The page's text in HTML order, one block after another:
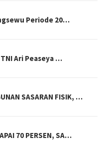
Periode 20…
Ari Peaseya …
SASARAN FISIK, …
70 PERSEN, SA…